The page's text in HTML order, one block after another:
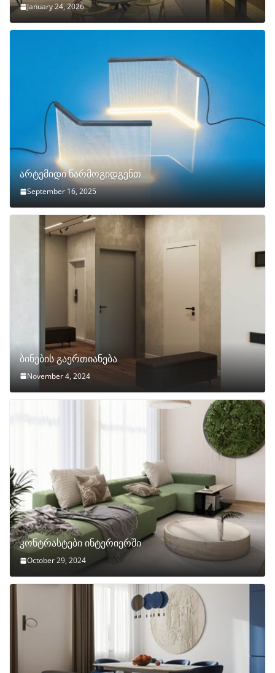
January 24, 2026
არტემიდი წარმოგიდგენთ
September 16, 2025
ბინების გაერთიანება
November 4, 2024
კონტრასტები ინტერიერში
October 29, 2024